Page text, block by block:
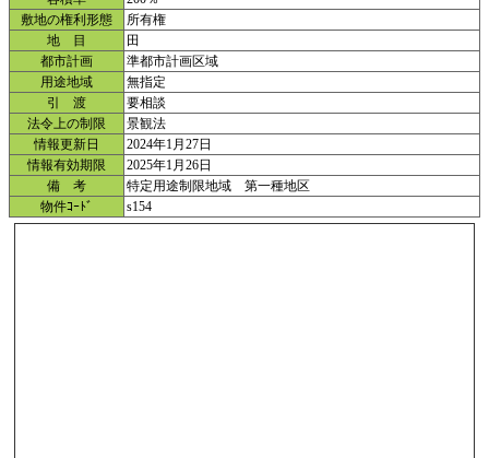
敷地の権利形態
所有権
地 目
田
都市計画
準都市計画区域
用途地域
無指定
引 渡
要相談
法令上の制限
景観法
情報更新日
2024年1月27日
情報有効期限
2025年1月26日
備 考
特定用途制限地域 第一種地区
物件ｺｰﾄﾞ
s154